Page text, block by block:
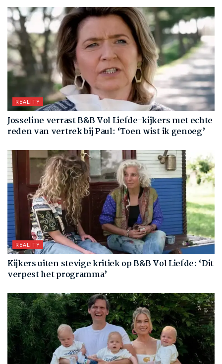
REALITY
Josseline verrast B&B Vol Liefde-kijkers met echte
reden van vertrek bij Paul: ‘Toen wist ik genoeg’
REALITY
Kijkers uiten stevige kritiek op B&B Vol Liefde: ‘Dit
verpest het programma’